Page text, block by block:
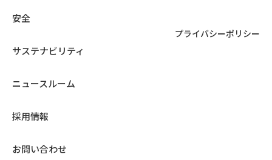
安全
サステナビリティ
ニュースルーム
採用情報
お問い合わせ
プライバシーポリシー